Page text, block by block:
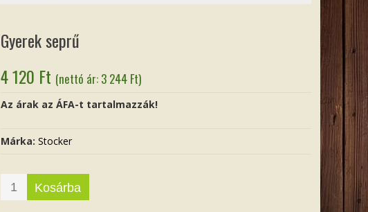
Gyerek seprű
4 120 Ft (nettó ár: 3 244 Ft)
Az árak az ÁFA-t tartalmazzák!
Márka: Stocker
Kosárba